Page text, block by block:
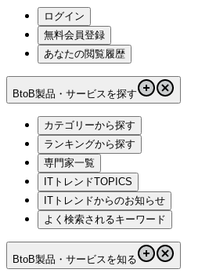
ログイン
無料会員登録
あなたの閲覧履歴
BtoB製品・サービスを探す
カテゴリーから探す
ランキングから探す
専門家一覧
ITトレンドTOPICS
ITトレンドからのお知らせ
よく検索されるキーワード
BtoB製品・サービスを知る